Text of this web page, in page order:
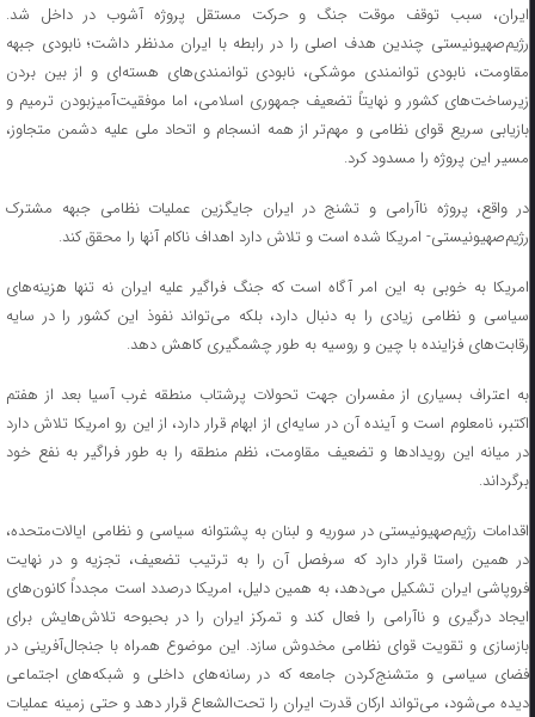
ایران، سبب توقف موقت جنگ و حرکت مستقل پروژه آشوب در داخل شد.
رژیم‌صهیونیستی چندین هدف اصلی را در رابطه با ایران مدنظر داشت؛ نابودی جبهه
مقاومت، نابودی توانمندی موشکی، نابودی توانمندی‌های هسته‌ای و از بین بردن
زیرساخت‌های کشور و نهایتاً تضعیف جمهوری اسلامی، اما موفقیت‌آمیزبودن ترمیم و
بازیابی سریع قوای نظامی و مهم‌تر از همه انسجام و اتحاد ملی علیه دشمن متجاوز،
مسیر این پروژه را مسدود کرد.
در واقع، پروژه ناآرامی و تشنج در ایران جایگزین عملیات نظامی جبهه مشترک
رژیم‌صهیونیستی- امریکا شده است و تلاش دارد اهداف ناکام آنها را محقق کند.
امریکا به خوبی به این امر آگاه است که جنگ فراگیر علیه ایران نه تنها هزینه‌های
سیاسی و نظامی زیادی را به دنبال دارد، بلکه می‌تواند نفوذ این کشور را در سایه
رقابت‌های فزاینده با چین و روسیه به طور چشمگیری کاهش دهد.
به اعتراف بسیاری از مفسران جهت تحولات پرشتاب منطقه غرب آسیا بعد از هفتم
اکتبر، نامعلوم است و آینده آن در سایه‌ای از ابهام قرار دارد، از این رو امریکا تلاش دارد
در میانه این رویداد‌ها و تضعیف مقاومت، نظم منطقه را به طور فراگیر به نفع خود
برگرداند.
اقدامات رژیم‌صهیونیستی در سوریه و لبنان به پشتوانه سیاسی و نظامی ایالات‌متحده،
در همین راستا قرار دارد که سرفصل آن را به ترتیب تضعیف، تجزیه و در نهایت
فروپاشی ایران تشکیل می‌دهد، به همین دلیل، امریکا درصدد است مجدداً کانون‌های
ایجاد درگیری و ناآرامی را فعال کند و تمرکز ایران را در بحبوحه تلاش‌هایش برای
بازسازی و تقویت قوای نظامی مخدوش سازد. این موضوع همراه با جنجال‌آفرینی در
فضای سیاسی و متشنج‌کردن جامعه که در رسانه‌های داخلی و شبکه‌های اجتماعی
دیده می‌شود، می‌تواند ارکان قدرت ایران را تحت‌الشعاع قرار دهد و حتی زمینه عملیات